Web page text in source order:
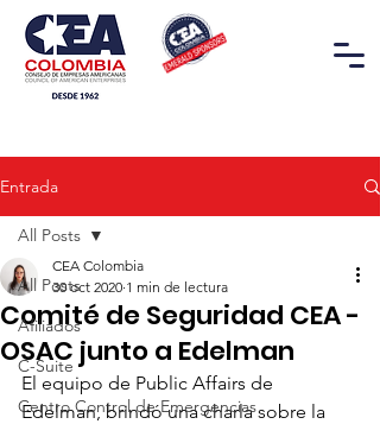
Entrada
All Posts
Afiliados
C-Suite
Centro Control de Emergencias
All Posts
Comité de Seguridad CEA -
OSAC junto a Edelman
CEA Colombia
30 oct 2020 1 min de lectura
El equipo de Public Affairs de
Edelman, brindó una charla sobre la